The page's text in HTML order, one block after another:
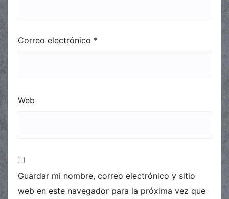
Correo electrónico *
Web
Guardar mi nombre, correo electrónico y sitio
web en este navegador para la próxima vez que